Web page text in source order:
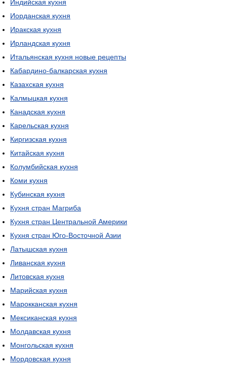
Индийская кухня
Иорданская кухня
Иракская кухня
Ирландская кухня
Итальянская кухня новые рецепты
Кабардино-балкарская кухня
Казахская кухня
Калмыцкая кухня
Канадская кухня
Карельская кухня
Киргизская кухня
Китайская кухня
Колумбийская кухня
Коми кухня
Кубинская кухня
Кухня стран Магриба
Кухня стран Центральной Америки
Кухня стран Юго-Восточной Азии
Латышская кухня
Ливанская кухня
Литовская кухня
Марийская кухня
Марокканская кухня
Мексиканская кухня
Молдавская кухня
Монгольская кухня
Мордовская кухня